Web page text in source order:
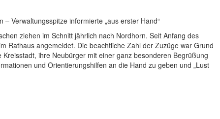
Verwaltungsspitze informierte „aus erster Hand“
ziehen im Schnitt jährlich nach Nordhorn. Seit Anfang des
Rathaus angemeldet. Die beachtliche Zahl der Zuzüge war Grund
ihre Neubürger mit einer ganz besonderen Begrüßung
und Orientierungshilfen an die Hand zu geben und „Lust